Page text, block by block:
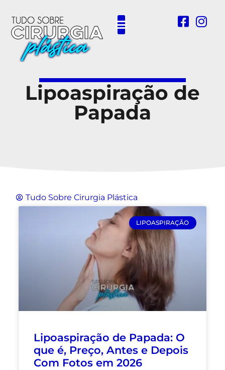
Lipoaspiração de
Papada
Tudo Sobre Cirurgia Plástica
LIPOASPIRAÇÃO
Lipoaspiração de Papada: O
que é, Preço, Antes e Depois
Com Fotos em 2026